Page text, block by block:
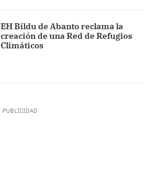
EH Bildu de Abanto reclama la
creación de una Red de Refugios
Climáticos